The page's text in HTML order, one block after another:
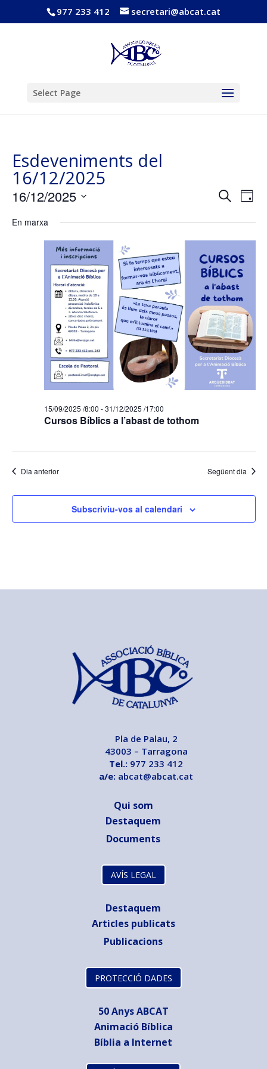
977 233 412 secretari@abcat.cat
Select Page
Esdeveniments del
16/12/2025
visual
i
cerca
Cerca
de
Dia
16/12/2025
una
En marxa
Cursos Bíblics a l’abast de tothom
15/09/2025 /8:00 -31/12/2025 /17:00
Dia anterior Següent dia
Subscriviu-vos al calendari
Pla de Palau, 2
43003 – Tarragona
Tel.: 977 233 412
a/e: abcat@abcat.cat
Qui som
Destaquem
Documents
AVÍS LEGAL
Destaquem
Articles publicats
Publicacions
PROTECCIÓ DADES
50 Anys ABCAT
Animació Bíblica
Bíblia a Internet